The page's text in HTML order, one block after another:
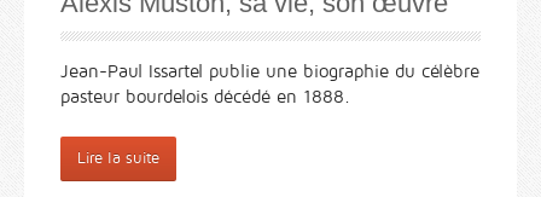
Jean-Paul Issartel publie une biographie du célèbre
pasteur bourdelois décédé en 1888.
Lire la suite